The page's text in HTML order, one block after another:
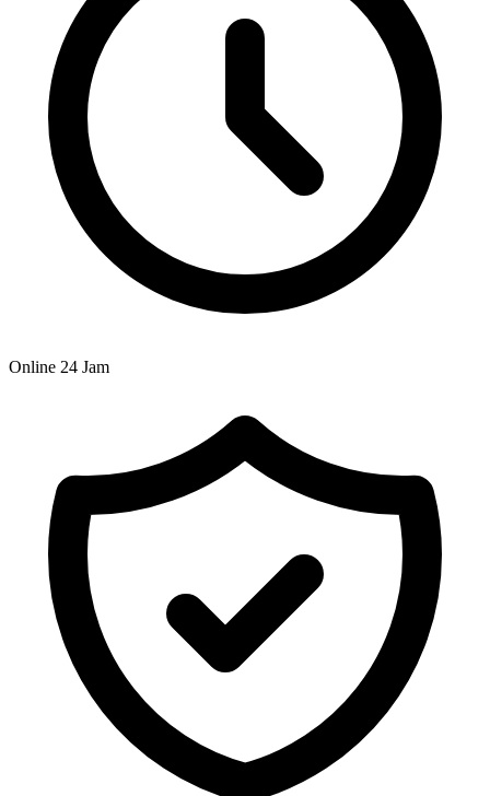
Online 24 Jam